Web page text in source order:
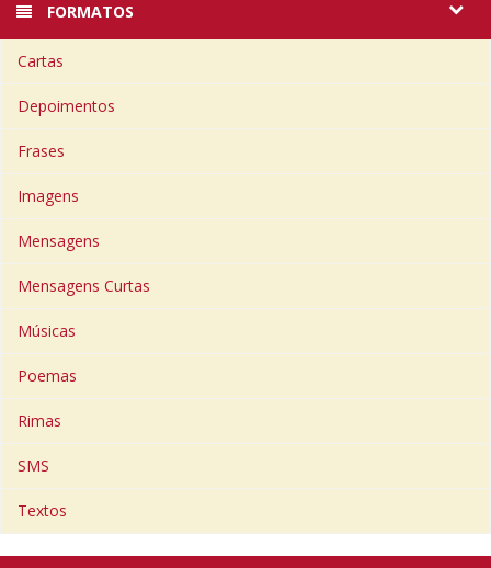
FORMATOS
Cartas
Depoimentos
Frases
Imagens
Mensagens
Mensagens Curtas
Músicas
Poemas
Rimas
SMS
Textos